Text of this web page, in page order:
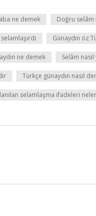
ne demek Doğru selâm
Günaydın öz
ne demek Selâm nasıl
Türkçe günaydın nasıl
selamlaşma ifadeleri